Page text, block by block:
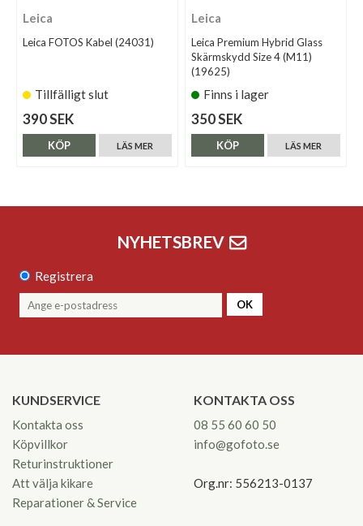
Leica
Leica FOTOS Kabel (24031)
Tillfälligt slut
390 SEK
LÄS MER
KÖP
Leica
Leica Premium Hybrid Glass
Skärmskydd Size 4 (M11)
(19625)
Finns i lager
350 SEK
LÄS MER
KÖP
NYHETSBREV
Registrera
OK
KUNDSERVICE
Kontakta oss
Köpvillkor
Returinstruktioner
Att välja kikare
Reparationer & Service
KONTAKTA OSS
08 55 60 60 50
info@gofoto.se
Org.nr: 556213-0137